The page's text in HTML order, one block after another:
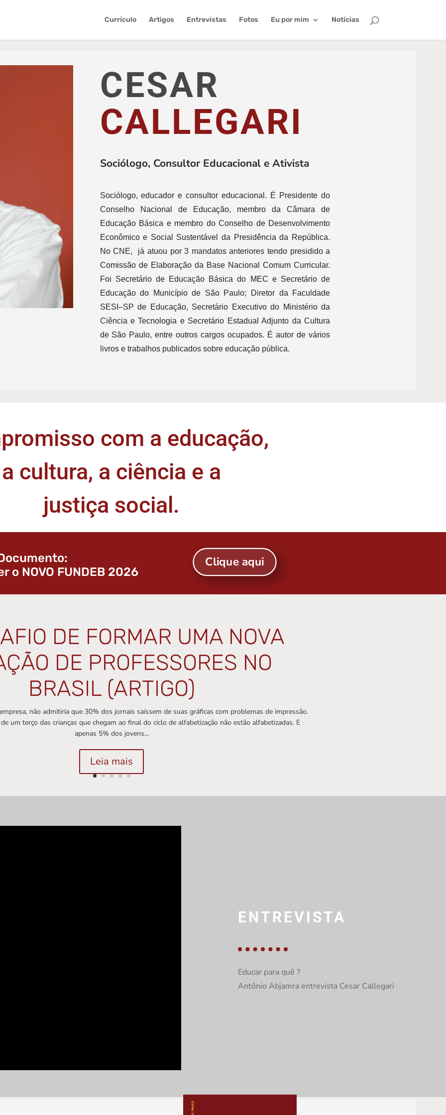
Currículo Artigos Entrevistas Fotos Eu por mim Notícias
CESAR
CALLEGARI
Sociólogo, Consultor Educacional e Ativista
Sociólogo, educador e consultor educacional. É Presidente do
Conselho Nacional de Educação, membro da Câmara de
Educação Básica e membro do Conselho de Desenvolvimento
Econômico e Social Sustentável da Presidência da República.
No CNE, já atuou por 3 mandatos anteriores tendo presidido a
Comissão de Elaboração da Base Nacional Comum Curricular.
Foi Secretário de Educação Básica do MEC e Secretário de
Educação do Município de São Paulo; Diretor da Faculdade
SESI–SP de Educação, Secretário Executivo do Ministério da
Ciência e Tecnologia e Secretário Estadual Adjunto da Cultura
de São Paulo, entre outros cargos ocupados. É autor de vários
livros e trabalhos publicados sobre educação pública.
com a educação,
a cultura, a ciência e a
justiça social.
o NOVO FUNDEB 2026
Clique aqui
DE FORMAR UMA NOVA
DE PROFESSORES NO
BRASIL (ARTIGO)
não admitiria que 30% dos jornais saíssem de suas gráficas com problemas de impressão.
um terço das crianças que chegam ao final do ciclo de alfabetização não estão alfabetizadas. E
apenas 5% dos jovens...
Leia mais
ENTREVISTA
Educar para quê ?
Antônio Abjamra entrevista Cesar Callegari